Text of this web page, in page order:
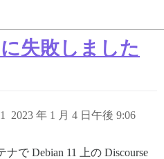
失敗しました
2023 年 1 月 4 日午後 9:06
1
で Debian 11 上の Discourse